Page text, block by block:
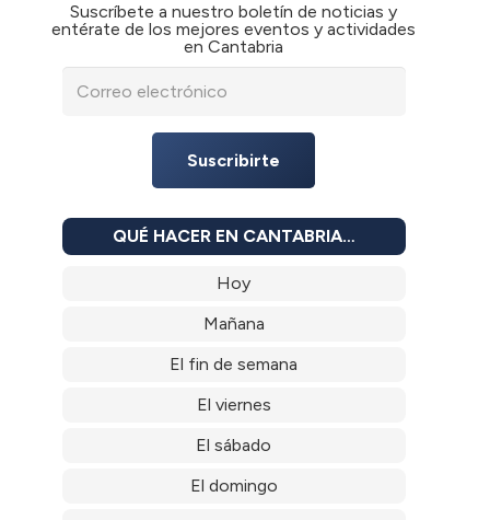
Suscríbete a nuestro boletín de noticias y
entérate de los mejores eventos y actividades
en Cantabria
Suscribirte
QUÉ HACER EN CANTABRIA…
Hoy
Mañana
El fin de semana
El viernes
El sábado
El domingo